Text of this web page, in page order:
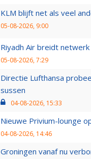
KLM blijft net als veel
05-08-2026, 9:00
Riyadh Air breidt
05-08-2026, 7:29
Directie Lufthansa
sussen
04-08-2026, 15:33
Nieuwe Privium-lounge
04-08-2026, 14:46
Groningen vanaf nu